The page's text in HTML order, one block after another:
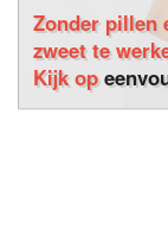
Zonder pillen
zweet te
Kijk op